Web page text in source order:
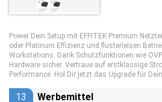
Power Dein Setup mit EFFITEK Premium
oder Platinum Effizienz und flüsterleisen
Workstations. Dank Schutzfunktionen wie
Hardware sicher. Vertraue auf erstklassige
Performance. Hol Dir jetzt das Upgrade für
13 Werbemittel